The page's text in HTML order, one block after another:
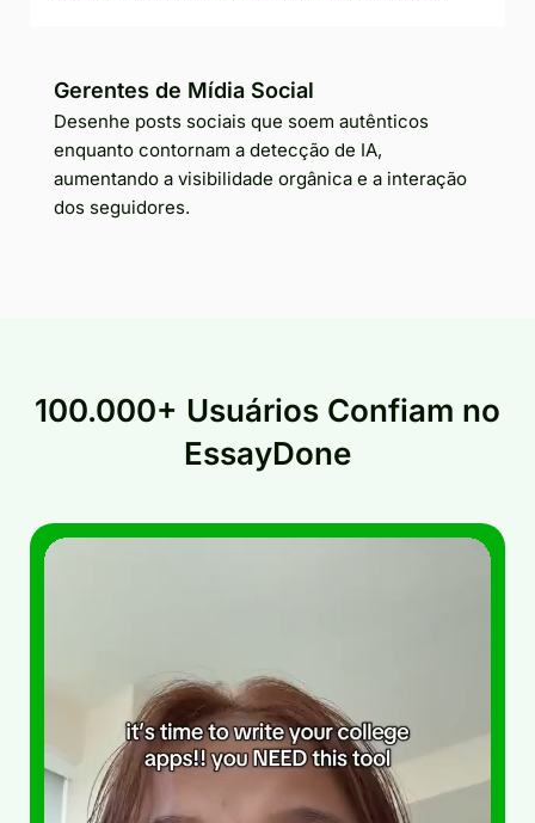
Gerentes de Mídia Social
Desenhe posts sociais que soem autênticos
enquanto contornam a detecção de IA,
aumentando a visibilidade orgânica e a interação
dos seguidores.
100.000+ Usuários Confiam no
EssayDone